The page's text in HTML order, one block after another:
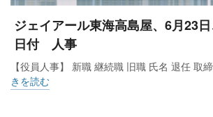
維持した。食品は引き続き生鮮食品が低調
産や歳暮、クリスマスなどのギフト需要増
ラスとなった。おせちやクリスマスケー
移した。
ジェイアール東海高島屋、6月23
日付 人事
【役員人事】 新職 継続職 旧職 氏名 退任 取
きを読む